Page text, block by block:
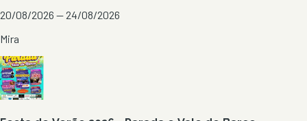
20/08/2026 — 24/08/2026
Mira